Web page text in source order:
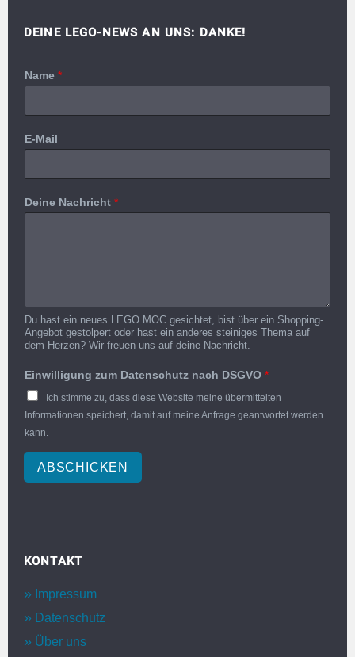
DEINE LEGO-NEWS AN UNS: DANKE!
Name *
E-Mail
Deine Nachricht *
Du hast ein neues LEGO MOC gesichtet, bist über ein Shopping-
Angebot gestolpert oder hast ein anderes steiniges Thema auf
dem Herzen? Wir freuen uns auf deine Nachricht.
Einwilligung zum Datenschutz nach DSGVO *
Ich stimme zu, dass diese Website meine übermittelten
Informationen speichert, damit auf meine Anfrage geantwortet werden
kann.
ABSCHICKEN
KONTAKT
Impressum
Datenschutz
Über uns